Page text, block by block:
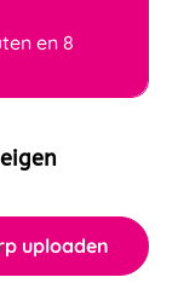
en 7
uploaden